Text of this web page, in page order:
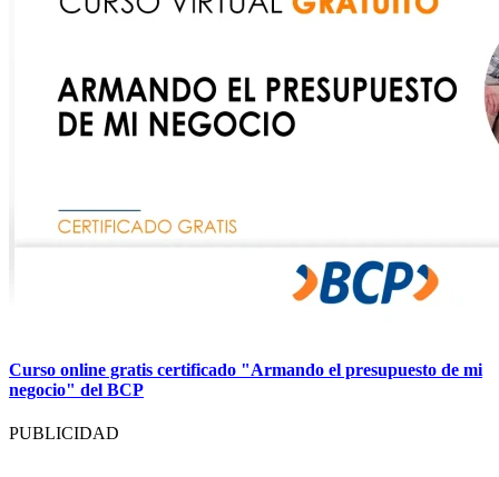
Curso online gratis certificado "Armando el presupuesto de mi
negocio" del BCP
PUBLICIDAD